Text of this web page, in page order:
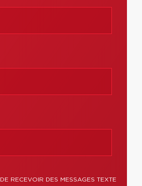
DE RECEVOIR DES MESSAGES TEXTE